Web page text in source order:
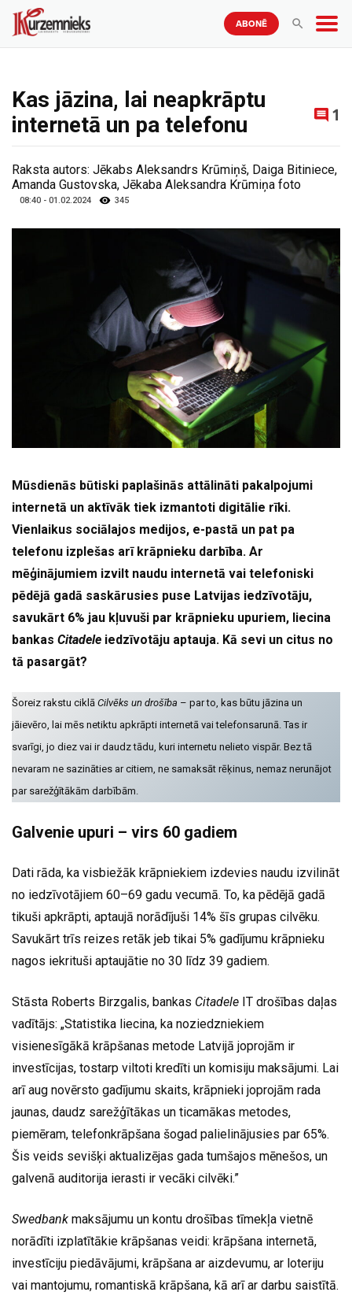
ABONĒ
Kas jāzina, lai neapkrāptu
internetā un pa telefonu
1
Raksta autors: Jēkabs Aleksandrs Krūmiņš, Daiga Bitiniece,
Amanda Gustovska, Jēkaba Aleksandra Krūmiņa foto
08:40 - 01.02.2024 345
Mūsdienās būtiski paplašinās attālināti pakalpojumi
internetā un aktīvāk tiek izmantoti digitālie rīki.
Vienlaikus sociālajos medijos, e-pastā un pat pa
telefonu izplešas arī krāpnieku darbība. Ar
mēģinājumiem izvilt naudu internetā vai telefoniski
pēdējā gadā saskārusies puse Latvijas iedzīvotāju,
savukārt 6% jau kļuvuši par krāpnieku upuriem, liecina
bankas Citadele iedzīvotāju aptauja. Kā sevi un citus no
tā pasargāt?
Šoreiz rakstu ciklā Cilvēks un drošība – par to, kas būtu jāzina un
jāievēro, lai mēs netiktu apkrāpti internetā vai telefonsarunā. Tas ir
svarīgi, jo diez vai ir daudz tādu, kuri internetu nelieto vispār. Bez tā
nevaram ne sazināties ar citiem, ne samaksāt rēķinus, nemaz nerunājot
par sarežģītākām darbībām.
Galvenie upuri – virs 60 gadiem
Dati rāda, ka visbiežāk krāpniekiem izdevies naudu izvilināt
no iedzīvotājiem 60–69 gadu vecumā. To, ka pēdējā gadā
tikuši apkrāpti, aptaujā norādījuši 14% šīs grupas cilvēku.
Savukārt trīs reizes retāk jeb tikai 5% gadījumu krāpnieku
nagos iekrituši aptaujātie no 30 līdz 39 gadiem.
Stāsta Roberts Birzgalis, bankas Citadele IT drošības daļas
vadītājs: „Statistika liecina, ka noziedzniekiem
visienesīgākā krāpšanas metode Latvijā joprojām ir
investīcijas, tostarp viltoti kredīti un komisiju maksājumi. Lai
arī aug novērsto gadījumu skaits, krāpnieki joprojām rada
jaunas, daudz sarežģītākas un ticamākas metodes,
piemēram, telefonkrāpšana šogad palielinājusies par 65%.
Šis veids sevišķi aktualizējas gada tumšajos mēnešos, un
galvenā auditorija ierasti ir vecāki cilvēki.”
Swedbank maksājumu un kontu drošības tīmekļa vietnē
norādīti izplatītākie krāpšanas veidi: krāpšana internetā,
investīciju piedāvājumi, krāpšana ar aizdevumu, ar loteriju
vai mantojumu, romantiskā krāpšana, kā arī ar darbu saistītā.